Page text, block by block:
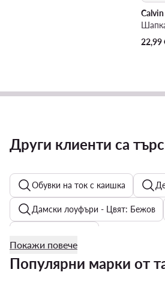
22,99
Други клиенти са
Обувки на ток с каишка
Дамски лоуфъри - Цвят: Бежов
Покажи повече
Популярни марки от